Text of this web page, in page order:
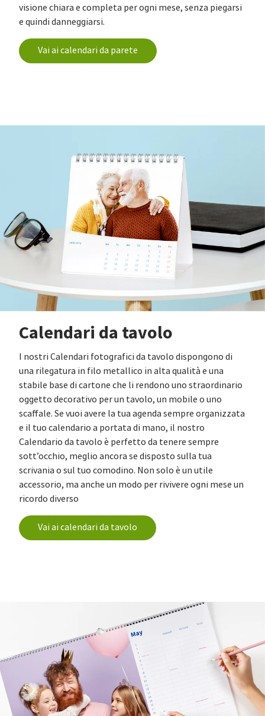
visione chiara e completa per ogni mese, senza piegarsi
e quindi danneggiarsi.
Vai ai calendari da parete
Calendari da tavolo
I nostri Calendari fotografici da tavolo dispongono di
una rilegatura in filo metallico in alta qualità e una
stabile base di cartone che li rendono uno straordinario
oggetto decorativo per un tavolo, un mobile o uno
scaffale. Se vuoi avere la tua agenda sempre organizzata
e il tuo calendario a portata di mano, il nostro
Calendario da tavolo è perfetto da tenere sempre
sott’occhio, meglio ancora se disposto sulla tua
scrivania o sul tuo comodino. Non solo è un utile
accessorio, ma anche un modo per rivivere ogni mese un
ricordo diverso
Vai ai calendari da tavolo